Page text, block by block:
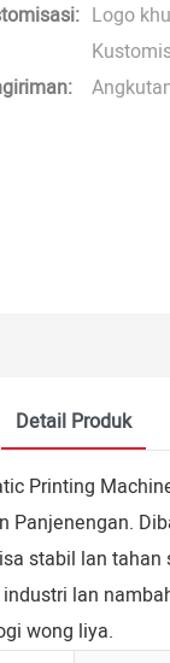
Logo
Detail Produk
Printing
stabil lan
lan
wong liya.